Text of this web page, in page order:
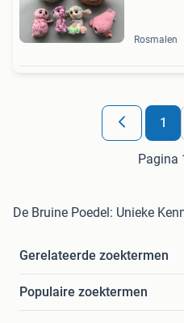
Rosmalen
1
Pagina
De Bruine Poedel: Unieke
Gerelateerde zoektermen
Populaire zoektermen